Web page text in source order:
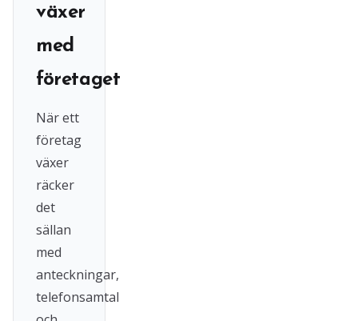
växer
med
företaget
När ett
företag
växer
räcker
det
sällan
med
anteckningar,
telefonsamtal